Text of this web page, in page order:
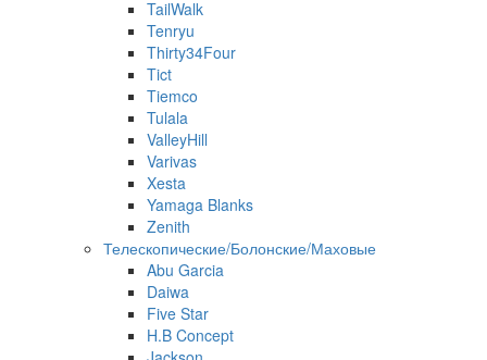
TailWalk
Tenryu
Thirty34Four
Tict
Tiemco
Tulala
ValleyHill
Varivas
Xesta
Yamaga Blanks
Zenith
Телескопические/Болонские/Маховые
Abu Garcia
Daiwa
Five Star
H.B Concept